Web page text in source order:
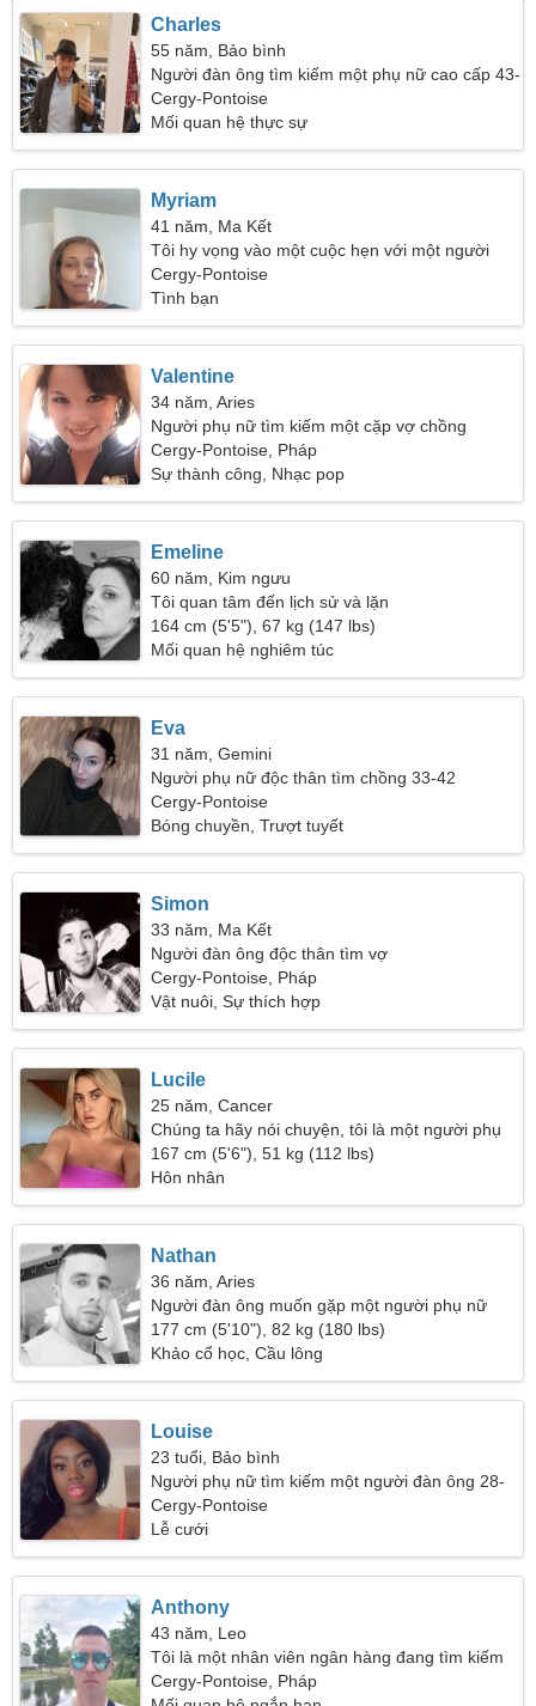
Charles
55 năm, Bảo bình
Người đàn ông tìm kiếm một phụ nữ cao cấp 43-
53
Cergy-Pontoise
Mối quan hệ thực sự
Myriam
41 năm, Ma Kết
Tôi hy vọng vào một cuộc hẹn với một người
đàn ông cao quý
Cergy-Pontoise
Tình bạn
Valentine
34 năm, Aries
Người phụ nữ tìm kiếm một cặp vợ chồng
Cergy-Pontoise, Pháp
Sự thành công, Nhạc pop
Emeline
60 năm, Kim ngưu
Tôi quan tâm đến lịch sử và lặn
164 cm (5'5"), 67 kg (147 lbs)
Mối quan hệ nghiêm túc
Eva
31 năm, Gemini
Người phụ nữ độc thân tìm chồng 33-42
Cergy-Pontoise
Bóng chuyền, Trượt tuyết
Simon
33 năm, Ma Kết
Người đàn ông độc thân tìm vợ
Cergy-Pontoise, Pháp
Vật nuôi, Sự thích hợp
Lucile
25 năm, Cancer
Chúng ta hãy nói chuyện, tôi là một người phụ
nữ vui vẻ
167 cm (5'6"), 51 kg (112 lbs)
Hôn nhân
Nathan
36 năm, Aries
Người đàn ông muốn gặp một người phụ nữ
177 cm (5'10"), 82 kg (180 lbs)
Khảo cổ học, Cầu lông
Louise
23 tuổi, Bảo bình
Người phụ nữ tìm kiếm một người đàn ông 28-
31
Cergy-Pontoise
Lễ cưới
Anthony
43 năm, Leo
Tôi là một nhân viên ngân hàng đang tìm kiếm
một người phụ nữ lãng mạn
Cergy-Pontoise, Pháp